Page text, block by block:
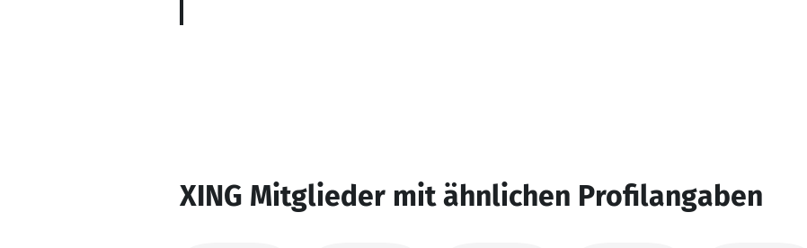
XING Mitglieder mit ähnlichen Profilangaben